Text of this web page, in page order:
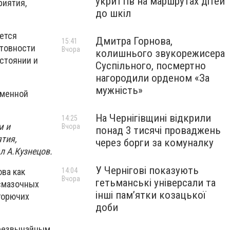
и
и
А.Кузнецов.
как
до шкіл
Дмитра Горнова,
колишнього звукорежисера
Суспільного, посмертно
нагородили орденом «За
мужність»
15:41
Вчора
На Чернігівщині відкрили
понад 3 тисячі проваджень
через борги за комуналку
14:25
Вчора
У Чернігові показують
гетьманські універсали та
інші пам’ятки козацької
доби
14:04
Вчора